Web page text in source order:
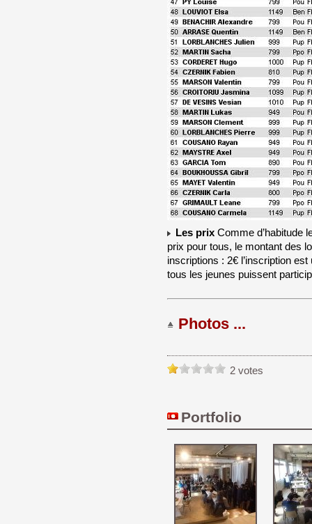
Les prix Comme d’habitude
prix pour tous, le montant des
inscriptions : 2€ l’inscription
tous les jeunes puissent
Photos ...
2 votes
Portfolio